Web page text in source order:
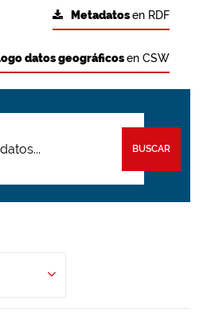
Metadatosen RDF
datos geográficosen CSW
BUSCAR